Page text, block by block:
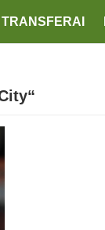
TRANSFERAI